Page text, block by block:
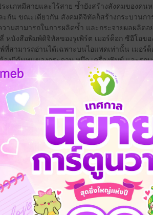
ะเภทมีสายและไร้สาย ซ้ำยังสร้างสังคมของค
กัน ขณะเดียวกัน สังคมดิจิทัลก็สร้างกระบวนก
ามสามารถในการผลิตซ้ำ และกระจายผลผลิต
หนังสือพิมพ์ดิจิทัลของรูเพิร์ต เมอร์ด็อก ซีอีโอ
สามารถอ่านได้เฉพาะบนไอแพดเท่านั้น เมอร์
องมีต้นทุนของกระดาษ หมึก เครื่องพิมพ์ และรถ
ลยังต้องเผชิญ หน้ากับความพร้อมที่ใช้ความฉล
กด้านหนึ่งเราต้องวิ่งไล่ในฐานะผู้ผลิตจากโคร
การผลิตแบบครึ่งๆ กลางๆ อย่างสังคมไทยก็คือ
ได้อย่างไร
างเมอร์ด็อกคง เป็นบททดสอบของความเคยชิ
างๆ ของหมึกพิมพ์ และเสน่ห์จากการรอคอยหนัง
ราเองก็เริ่มอยากรู้เหมือนกันว่าคุณอ่านนิตยสาร
Anywhere Everyone